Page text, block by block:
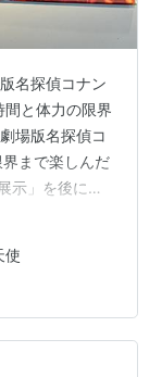
名探偵コナン
と体力の限界
場版名探偵コ
まで楽しんだ
示」を後にし
、先日亀山
恐怖症に加
を渡ってい
。この通路を
笑）。 今回、
使